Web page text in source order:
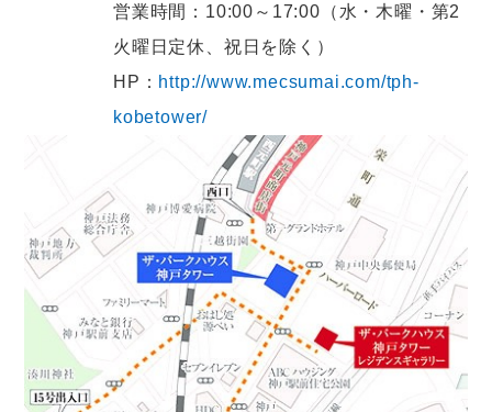
営業時間：10:00～17:00（水・木曜・第2
火曜日定休、祝日を除く）
HP： http://www.mecsumai.com/tph-
kobetower/